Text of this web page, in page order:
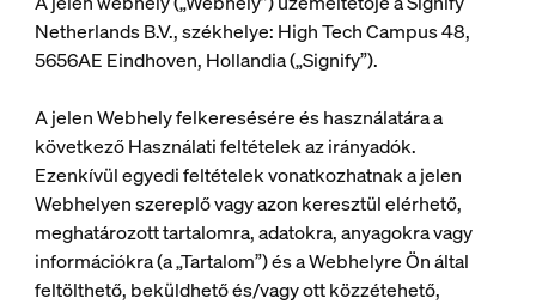
Netherlands B.V., székhelye: High Tech Campus 48,
5656AE Eindhoven, Hollandia („Signify”).
A jelen Webhely felkeresésére és használatára a
következő Használati feltételek az irányadók.
Ezenkívül egyedi feltételek vonatkozhatnak a jelen
Webhelyen szereplő vagy azon keresztül elérhető,
meghatározott tartalomra, adatokra, anyagokra vagy
információkra (a „Tartalom”) és a Webhelyre Ön által
feltölthető, beküldhető és/vagy ott közzétehető,